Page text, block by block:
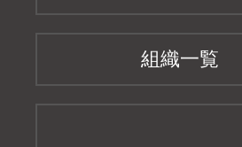
組織一覧